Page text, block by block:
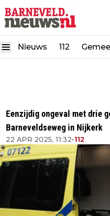
Nieuws 112
Eenzijdig ongeval met drie
Barneveldseweg in Nijkerk
22 APR 2025, 11:32•112